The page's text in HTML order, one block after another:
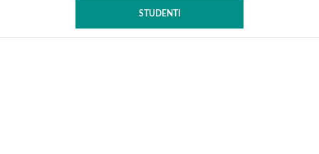
STUDENTI